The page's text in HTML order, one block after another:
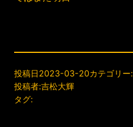
投稿日2023-03-20カテゴリー:
投稿者:吉松大輝
タグ: